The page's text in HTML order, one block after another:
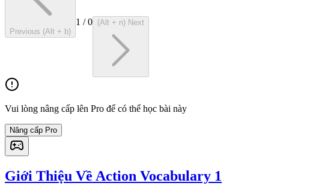
Previous (Alt + b)
1 /0 (Alt + n) Next
Vui lòng nâng cấp lên Pro để có thể học bài này
Nâng cấp Pro
Giới Thiệu Về Action Vocabulary 1